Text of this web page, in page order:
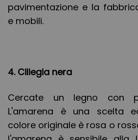
pavimentazione e la
e mobili.
4. Ciliegia nera
Cercate un legno con
L'amarena è una scelta
colore originale è rosa o